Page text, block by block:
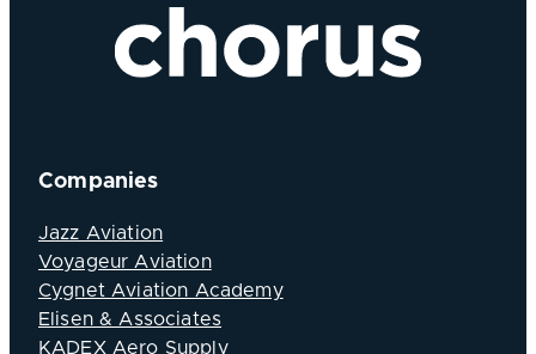
Companies
Jazz Aviation
Voyageur Aviation
Cygnet Aviation Academy
Elisen & Associates
KADEX Aero Supply